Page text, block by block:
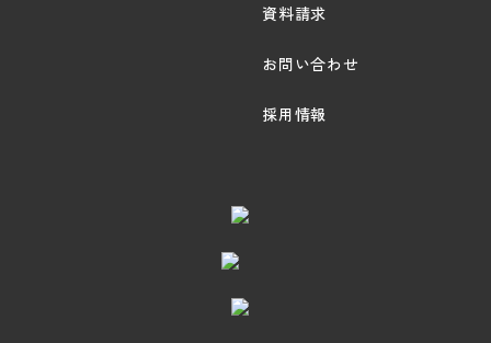
資料請求
お問い合わせ
採用情報